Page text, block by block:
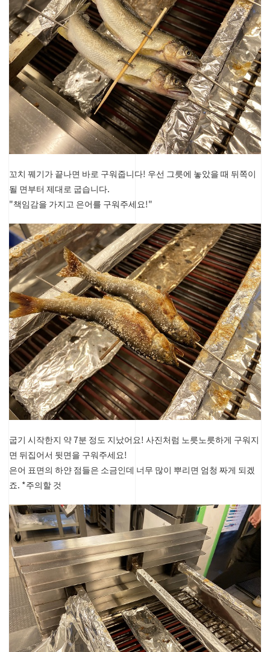
꼬치 꿰기가 끝나면 바로 구워줍니다! 우선 그릇에 놓았을 때 뒤쪽이
될 면부터 제대로 굽습니다.
"책임감을 가지고 은어를 구워주세요!"
굽기 시작한지 약 7분 정도 지났어요! 사진처럼 노릇노릇하게 구워지
면 뒤집어서 뒷면을 구워주세요!
은어 표면의 하얀 점들은 소금인데 너무 많이 뿌리면 엄청 짜게 되겠
죠. *주의할 것